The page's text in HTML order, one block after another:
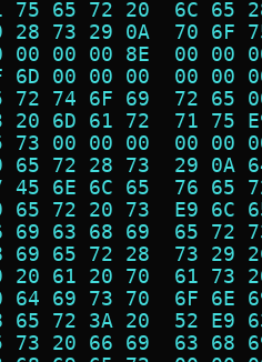
75 65 72 20  6C
28 73 29 0A  70
00 00 00 8E  00
6D 00 00 00  00
72 74 6F 69  72
20 6D 61 72  71
73 00 00 00  00
65 72 28 73  29
45 6E 6C 65  76
65 72 20 73  E9
69 63 68 69  65
69 65 72 28  73
20 61 20 70  61
64 69 73 70  6F
65 72 3A 20  52
73 20 66 69  63